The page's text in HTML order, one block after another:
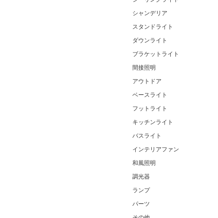
シャンデリア
スタンドライト
ダウンライト
ブラケットライト
間接照明
アウトドア
ベースライト
フットライト
キッチンライト
バスライト
インテリアファン
和風照明
調光器
ランプ
パーツ